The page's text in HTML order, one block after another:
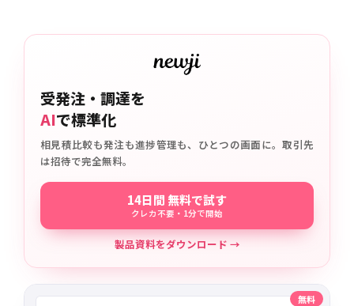
受発注・調達を
AIで標準化
相見積比較も発注も進捗管理も、ひとつの画面に。取引先
は招待で完全無料。
14日間 無料で試す
クレカ不要・1分で開始
製品資料をダウンロード →
無料